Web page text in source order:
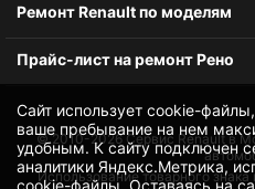
Сайт использует cookie-
ваше пребывание на нем
удобным. К cайту подключен
аналитики Яндекс.Метрика,
cookie-файлы. Оставаясь на
Ремонт Renault по моделям
Прайс-лист на ремонт Рено
© 2010-2026Сервис Renault в
Использование товарного знака